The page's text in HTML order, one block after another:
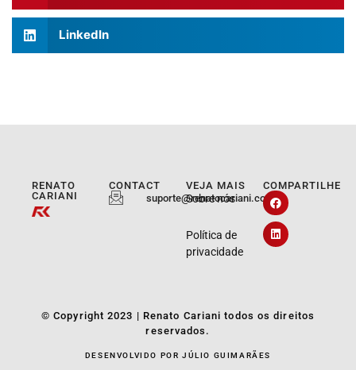
LinkedIn
RENATO
CARIANI
CONTACT
suporte@renatocariani.com.br
VEJA MAIS
Sobre nós
Política de
privacidade
COMPARTILHE
© Copyright 2023 | Renato Cariani todos os direitos
reservados.
DESENVOLVIDO POR JÚLIO GUIMARÃES